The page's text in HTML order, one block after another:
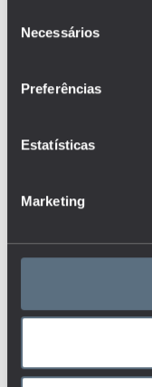
Necessários
Preferências
Estatísticas
Marketing
ativa
Taxa de emprego de
nacionalidade